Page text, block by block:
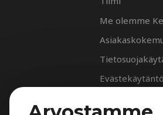
Me olemme
Evästekäytäntö